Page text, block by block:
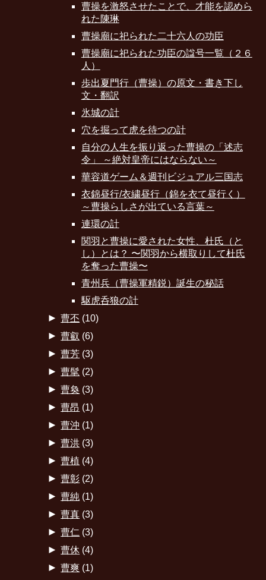
曹操を激怒させたことで、才能を認めら
れた陳琳
曹操廟に祀られた二十六人の功臣
曹操廟に祀られた功臣の諡号一覧（２６
人）
歩出夏門行（曹操）の原文・書き下し
文・翻訳
氷城の計
穴を掘って虎を待つの計
自分の人生を振り返った曹操の「述志
令」 ～絶対皇帝にはならない～
華容道ゲーム＆週刊ビジュアル三国志
衣錦昼行/衣繍昼行（錦を衣て昼行く）
～曹操らしさが出ている言葉～
連環の計
関羽と曹操に愛された女性、杜氏（と
し）とは？ 〜関羽から横取りして杜氏
を奪った曹操〜
青州兵（曹操軍精鋭）誕生の秘話
駆虎呑狼の計
► 曹丕 (10)
► 曹叡 (6)
► 曹芳 (3)
► 曹髦 (2)
► 曹奐 (3)
► 曹昂 (1)
► 曹沖 (1)
► 曹洪 (3)
► 曹植 (4)
► 曹彰 (2)
► 曹純 (1)
► 曹真 (3)
► 曹仁 (3)
► 曹休 (4)
► 曹爽 (1)